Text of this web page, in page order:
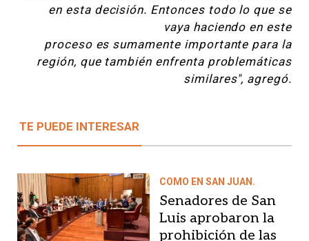
en esta decisión. Entonces todo lo que se
vaya haciendo en este
proceso es sumamente importante para la
región, que también enfrenta problemáticas
similares", agregó.
TE PUEDE INTERESAR
COMO EN SAN JUAN.
Senadores de San
Luis aprobaron la
prohibición de las